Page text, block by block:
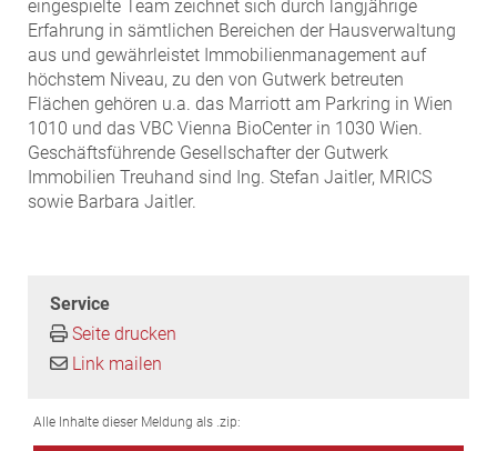
eingespielte Team zeichnet sich durch langjährige
Erfahrung in sämtlichen Bereichen der Hausverwaltung
aus und gewährleistet Immobilienmanagement auf
höchstem Niveau, zu den von Gutwerk betreuten
Flächen gehören u.a. das Marriott am Parkring in Wien
1010 und das VBC Vienna BioCenter in 1030 Wien.
Geschäftsführende Gesellschafter der Gutwerk
Immobilien Treuhand sind Ing. Stefan Jaitler, MRICS
sowie Barbara Jaitler.
Service
Seite drucken
Link mailen
Alle Inhalte dieser Meldung als .zip: